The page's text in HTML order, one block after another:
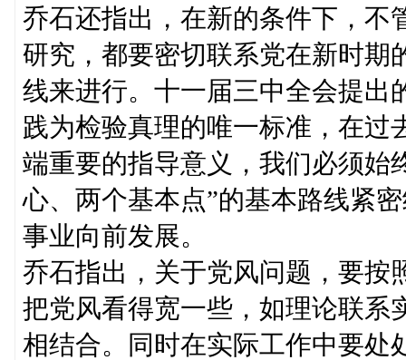
乔石还指出，在新的条件下，不
研究，都要密切联系党在新时期
线来进行。十一届三中全会提出
践为检验真理的唯一标准，在过
端重要的指导意义，我们必须始
心、两个基本点”的基本路线紧
事业向前发展。
乔石指出，关于党风问题，要按
把党风看得宽一些，如理论联系
相结合。同时在实际工作中要处